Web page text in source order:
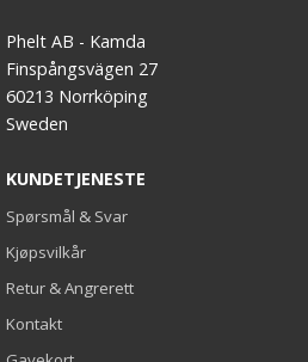
Phelt AB - Kamda
Finspångsvägen 27
60213 Norrköping
Sweden
KUNDETJENESTE
Spørsmål & Svar
Kjøpsvilkår
Retur & Angrerett
Kontakt